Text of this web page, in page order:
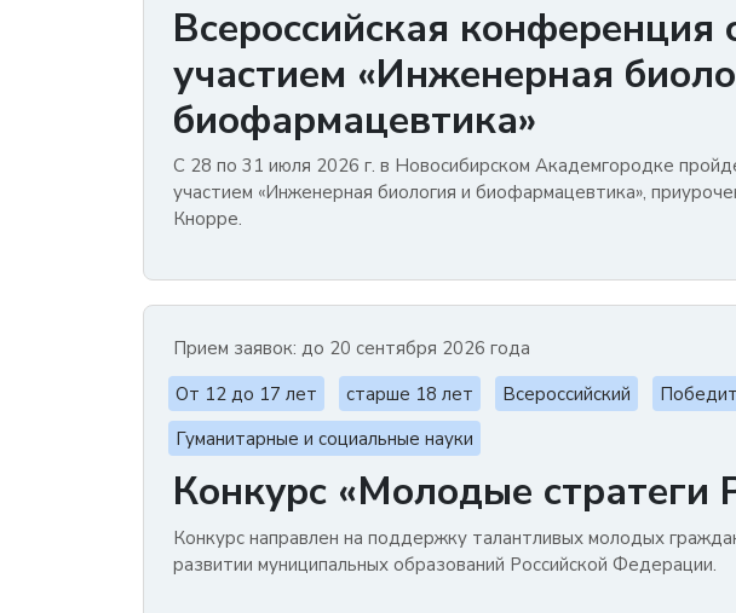
Всероссийская
участием «Инженерная
биофармацевтика»
С 28 по 31 июля 2026 г. в Новосибирском Академгородке
участием «Инженерная биология и биофармацевтика»,
Кнорре.
Прием заявок: до 20 сентября 2026 года
От 12 до 17 лет
старше 18 лет Всероссийский
Гуманитарные и социальные науки
Конкурс «Молодые стратеги
Конкурс направлен на поддержку талантливых молодых
развитии муниципальных образований Российской Федерации.